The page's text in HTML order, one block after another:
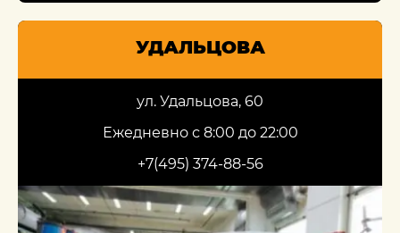
УДАЛЬЦОВА
ул. Удальцова, 60
Ежедневно с 8:00 до 22:00
+7(495) 374-88-56